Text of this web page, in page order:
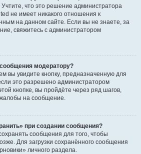
что это решение администратора
не имеет никакого отношения к
на данном сайте. Если вы не знаете, за
свяжитесь с администратором
модератору?
вы увидите кнопку, предназначенную для
это разрешено администратором
кнопке, вы пройдёте через ряд шагов,
на сообщение.
при создании сообщения?
сообщения для того, чтобы
Для загрузки сохранённого сообщения
личного раздела.